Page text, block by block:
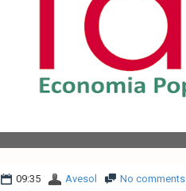
09:35 Avesol No comments